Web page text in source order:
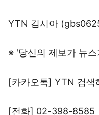
YTN 김시아
※ '당신의 제보가 뉴
[카카오톡] YTN 검색
[전화] 02-398-8585